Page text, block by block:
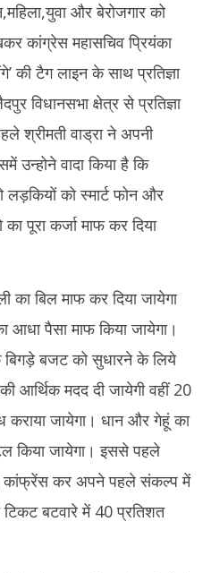
गांधी की प्रतिज्ञा यात्रा
और बेरोजगार को
कांग्रेस महासचिव प्रियंका
की टैग लाइन के साथ प्रतिज्ञा
विधानसभा क्षेत्र से प्रतिज्ञा
श्रीमती वाड्रा ने अपनी
उन्होने वादा किया है कि
को स्मार्ट फोन और
पूरा कर्जा माफ कर दिया
का बिल माफ कर दिया जायेगा
पैसा माफ किया जायेगा।
बजट को सुधारने के लिये
आर्थिक मदद दी जायेगी वहीं 20
कराया जायेगा। धान और गेहूं का
किया जायेगा। इससे पहले
कांफ्रेंस कर अपने पहले संकल्प में
बटवारे में 40 प्रतिशत